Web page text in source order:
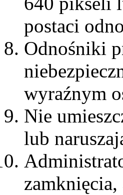
postaci
Odnośniki
wyraźnym
Nie
lub
zamknięcia,